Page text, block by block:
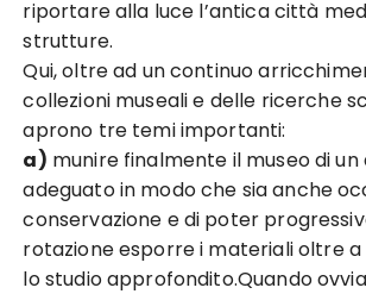
riportare alla luce l’antica città
strutture.
Qui, oltre ad un continuo
collezioni museali e delle ricerche
aprono tre temi importanti:
a) munire finalmente il museo di
adeguato in modo che sia anche
conservazione e di poter
rotazione esporre i materiali oltre
lo studio approfondito.Quando